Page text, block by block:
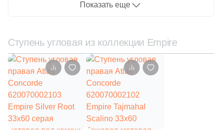
Показать еще
Ступень угловая из коллекции Empire